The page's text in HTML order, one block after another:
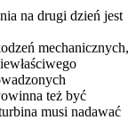
na drugi dzień jest
mechanicznych,
też być
musi nadawać